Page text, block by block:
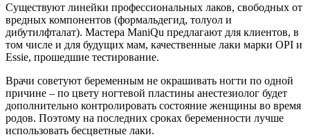
Существуют линейки профессиональных лаков, свободных от
вредных компонентов (формальдегид, толуол и
дибутилфталат). Мастера ManiQu предлагают для клиентов, в
том числе и для будущих мам, качественные лаки марки OPI и
Essie, прошедшие тестирование.
Врачи советуют беременным не окрашивать ногти по одной
причине – по цвету ногтевой пластины анестезиолог будет
дополнительно контролировать состояние женщины во время
родов. Поэтому на последних сроках беременности лучше
использовать бесцветные лаки.